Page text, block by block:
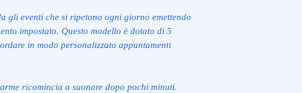
gli eventi che si ripetono ogni giorno emettendo
impostato. Questo modello è dotato di 5
in modo personalizzato appuntamenti
ricomincia a suonare dopo pochi minuti.